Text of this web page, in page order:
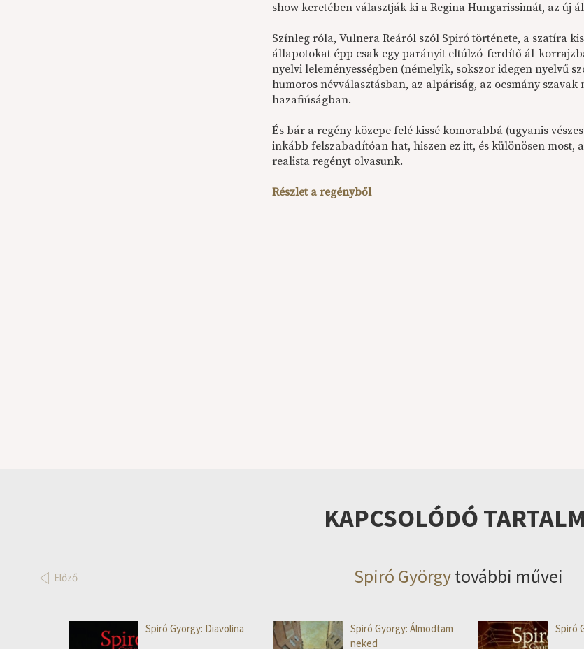
show keretében választják ki a Regina Hungarissimát, az új
Színleg róla, Vulnera Reáról szól Spiró története, a szatíra
állapotokat épp csak egy parányit eltúlzó-ferdítő ál-
nyelvi leleményességben (némelyik, sokszor idegen nyelvű
humoros névválasztásban, az alpáriság, az ocsmány
hazafiúságban.
És bár a regény közepe felé kissé komorabbá (ugyanis
inkább felszabadítóan hat, hiszen ez itt, és különösen most,
realista regényt olvasunk.
Részlet a regényből
KAPCSOLÓDÓ
Előző Spiró Györgytovábbi művei
Spiró György: Diavolina
Spiró György: Álmodtam
neked
Spiró